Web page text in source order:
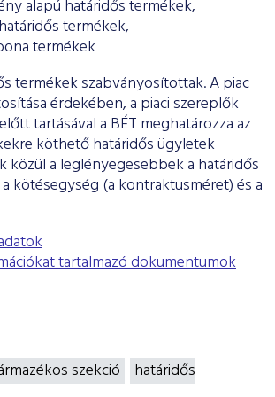
alapú határidős termékek,
termékek,
termékek
termékek szabványosítottak. A piac
érdekében, a piaci szereplők
tartásával a BÉT meghatározza az
köthető határidős ügyletek
közül a leglényegesebbek a határidős
kötésegység (a kontraktusméret) és a
tartalmazó dokumentumok
szekció határidős